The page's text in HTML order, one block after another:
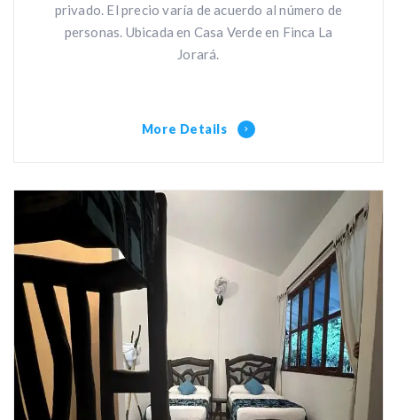
privado. El precio varía de acuerdo al número de
personas. Ubicada en Casa Verde en Finca La
Jorará.
More Details